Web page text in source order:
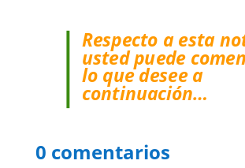
Respecto a esta
usted puede
lo que desee a
continuación…
0 comentarios